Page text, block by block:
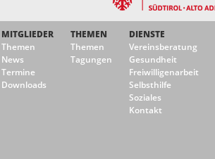
MITGLIEDER
Themen
News
Termine
Downloads
THEMEN
Themen
Tagungen
DIENSTE
Vereinsberatung
Gesundheit
Freiwilligenarbeit
Selbsthilfe
Soziales
Kontakt